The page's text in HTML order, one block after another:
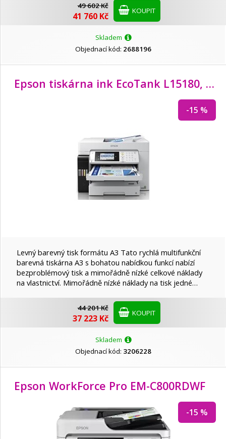
49 602 Kč
41 760 Kč KOUPIT
Skladem
Objednací kód: 2688196
Epson tiskárna ink EcoTank L15180, 4in1, 4800x1200dpi, A3, USB, 25PPM, 4ink
-15 %
Levný barevný tisk formátu A3 Tato rychlá multifunkční
barevná tiskárna A3 s bohatou nabídkou funkcí nabízí
bezproblémový tisk a mimořádně nízké celkové náklady
na vlastnictví. Mimořádně nízké náklady na tisk jedné…
44 201 Kč
37 223 Kč KOUPIT
Skladem
Objednací kód: 3206228
Epson WorkForce Pro EM-C800RDWF
-15 %